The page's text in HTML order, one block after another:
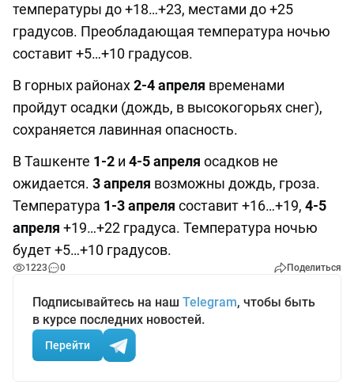
температуры до +18…+23, местами до +25
градусов. Преобладающая температура ночью
составит +5…+10 градусов.
В горных районах2-4 апреля временами
пройдут осадки (дождь, в высокогорьях снег),
сохраняется лавинная опасность.
В Ташкенте 1-2 и 4-5 апреля осадков не
ожидается. 3 апреля возможны дождь, гроза.
Температура 1-3 апреля составит +16…+19, 4-5
апреля +19…+22 градуса. Температура ночью
будет +5…+10 градусов.
1223 0 Поделиться
Подписывайтесь на наш Telegram, чтобы быть
в курсе последних новостей.
Перейти